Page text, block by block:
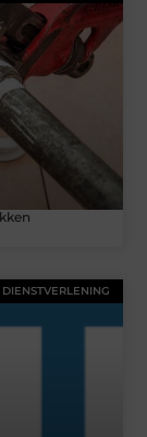
DIENSTVERLENING